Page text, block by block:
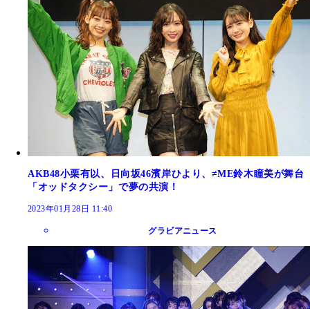
AKB48小栗有以、日向坂46濱岸ひより、≠ME鈴木瞳美が舞台
「オッドタクシー」で夢の共演！
2023年01月28日 11:40
グラビアニュース